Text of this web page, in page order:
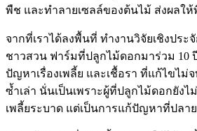
พืช และทำลายเซลล์ของต้นไม้ ส่งผลให้
จากที่เราได้ลงพื้นที่ ทำงานวิจัยเชิงปร
ชาวสวน ฟาร์มที่ปลูกไม้ดอกมาร่วม 10
ปัญหาเรื่องเพลี้ย และเชื้อรา ที่แก้ไขไม่
ซ้ำเล่า นั่นเป็นเพราะผู้ที่ปลูกไม้ดอกยังไ
เพลี้ยระบาด แต่เป็นการแก้ปัญหาที่ปลา